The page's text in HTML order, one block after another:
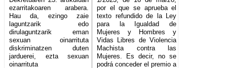
ezarritakoaren arabera.
Hau da, ezingo zaie
laguntzarik edo
dirulaguntzarik eman
sexuan oinarrituta
diskriminatzen duten
jarduerei, ezta sexuan
oinarrituta
por el que se aprueba el
texto refundido de la Ley
para la Igualdad de
Mujeres y Hombres y
Vidas Libres de Violencia
Machista contra las
Mujeres. Es decir, no se
podrá conceder el premio a